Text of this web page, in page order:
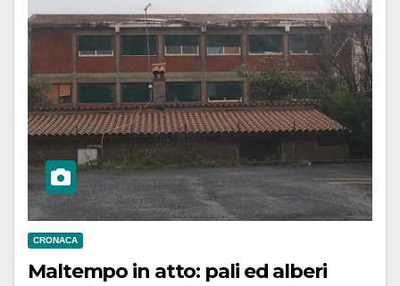
CRONACA
Maltempo in atto: pali ed alberi